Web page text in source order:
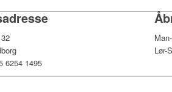
6254 1495
Lør-